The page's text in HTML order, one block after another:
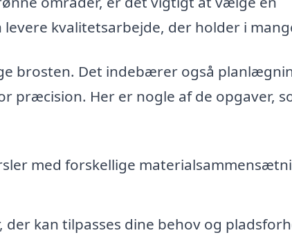
kvalitetsarbejde, der holder i
brosten. Det indebærer også
præcision. Her er nogle af de opgaver,
med forskellige
der kan tilpasses dine behov og